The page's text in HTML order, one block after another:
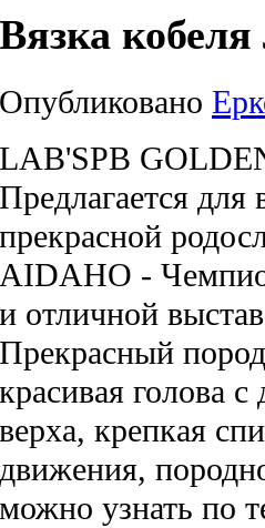
Вязка
Опубликовано
LAB'SPB
Предлагается для
прекрасной
AIDAHO -
и отличной
Прекрасный
красивая голова
верха, крепкая
движения,
можно узнать по